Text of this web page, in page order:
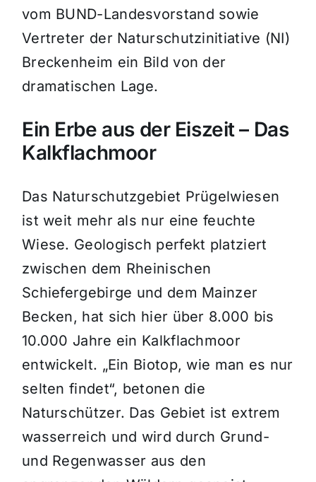
vom BUND-Landesvorstand sowie
Vertreter der Naturschutzinitiative (NI)
Breckenheim ein Bild von der
dramatischen Lage.
Ein Erbe aus der Eiszeit – Das
Kalkflachmoor
Das Naturschutzgebiet Prügelwiesen
ist weit mehr als nur eine feuchte
Wiese. Geologisch perfekt platziert
zwischen dem Rheinischen
Schiefergebirge und dem Mainzer
Becken, hat sich hier über 8.000 bis
10.000 Jahre ein Kalkflachmoor
entwickelt. „Ein Biotop, wie man es nur
selten findet“, betonen die
Naturschützer. Das Gebiet ist extrem
wasserreich und wird durch Grund-
und Regenwasser aus den